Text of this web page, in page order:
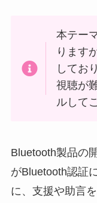
本テー
ります
してお
視聴が
ルして
Bluetooth製品の
がBluetooth認証
に、支援や助言